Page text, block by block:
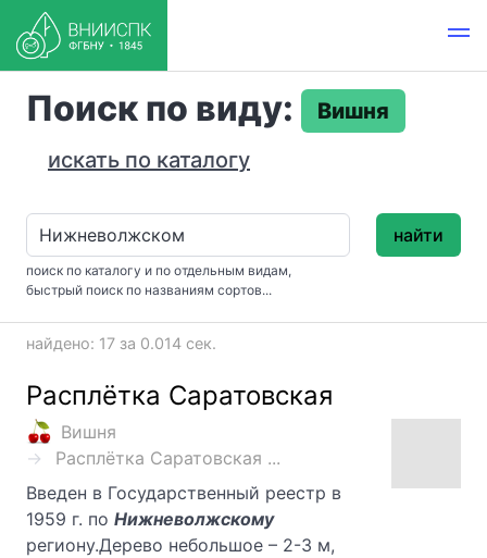
Поиск по виду:
Вишня
искать по каталогу
поиск по каталогу и по отдельным видам,
быстрый поиск по названиям сортов...
найти
найдено: 17 за 0.014 сек.
Расплётка Саратовская
Вишня
Расплётка Саратовская ...
Введен в Государственный реестр в
1959 г. по Нижневолжскому
региону.Дерево небольшое – 2-3 м,